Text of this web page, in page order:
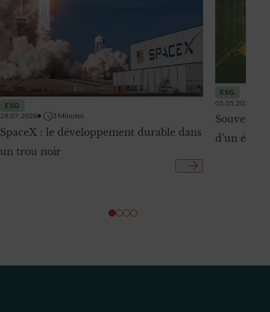
ESG
28.07.2026
3 Minutes
SpaceX : le développement durable dans
un trou noir
ESG
05.05.2026
d’un